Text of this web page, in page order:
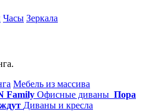
Часы Зеркала
Мебель из массива
Family Офисные диваны Пора
Диваны и кресла